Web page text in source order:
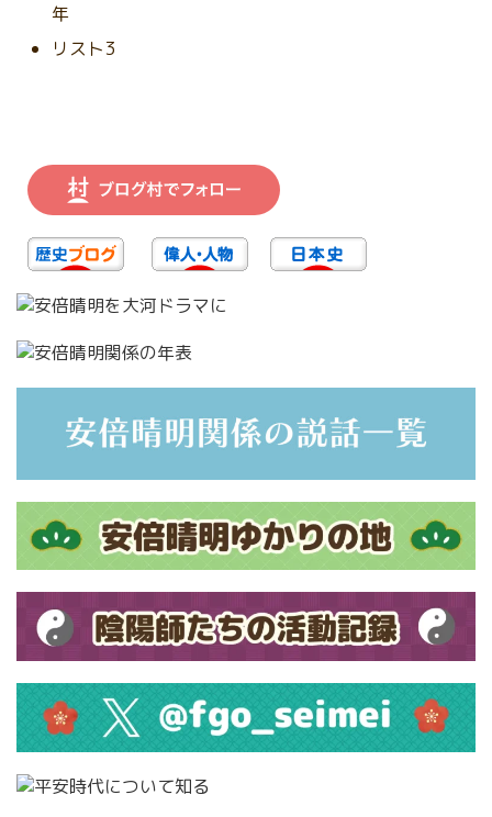
年
リスト3